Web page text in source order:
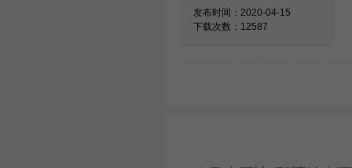
发布时间：2020-04-15
下载次数：12587